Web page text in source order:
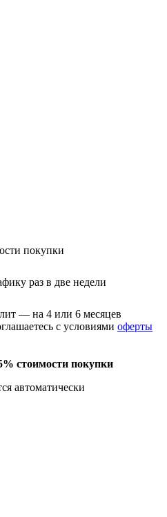
покупки
раз в две недели
— на 4 или 6 месяцев
с условиями оферты
стоимости покупки
автоматически